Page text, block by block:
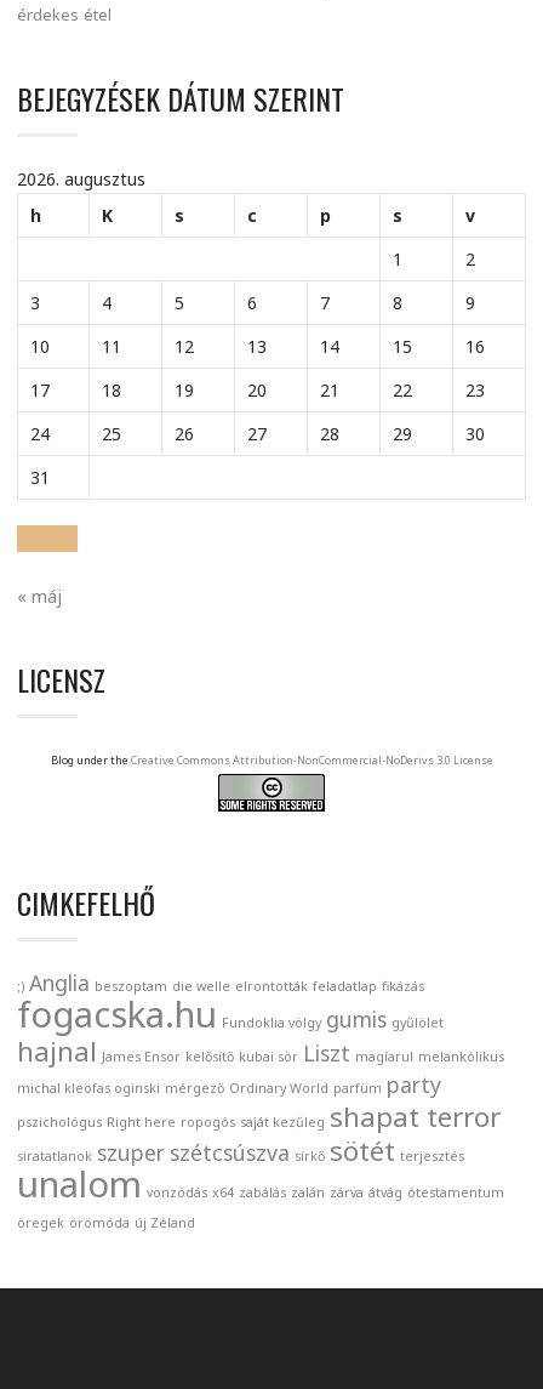
érdekes étel
BEJEGYZÉSEK DÁTUM SZERINT
2026. augusztus
h
K s c p s
v
1
2
3
4 5 6 7 8
9
10
11 12 13 14 15
16
17
18 19 20 21 22
23
24
25 26 27 28 29
30
31
« máj
LICENSZ
Blog under the Creative Commons Attribution-NonCommercial-NoDerivs 3.0 License
CIMKEFELHŐ
;) Anglia beszoptam die welle elrontották feladatlap fikázás
fogacska.hu Fundoklia völgy gumis gyűlölet
hajnal James Ensor kelősítő kubai sör Liszt magíarul melankólikus
michal kleofas oginski mérgező Ordinary World parfüm party
pszichológus Right here ropogós saját kezűleg shapat terror
siratatlanok szuper szétcsúszva sírkő sötét terjesztés
unalom vonzódás x64 zabálás zalán zárva átvág ótestamentum
öregek örömóda új Zéland